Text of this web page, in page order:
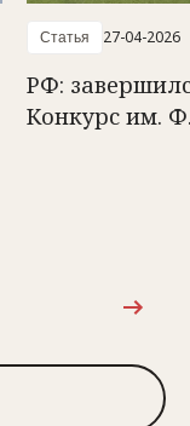
Статья 27-04-2026
РФ:
Конкурс им.